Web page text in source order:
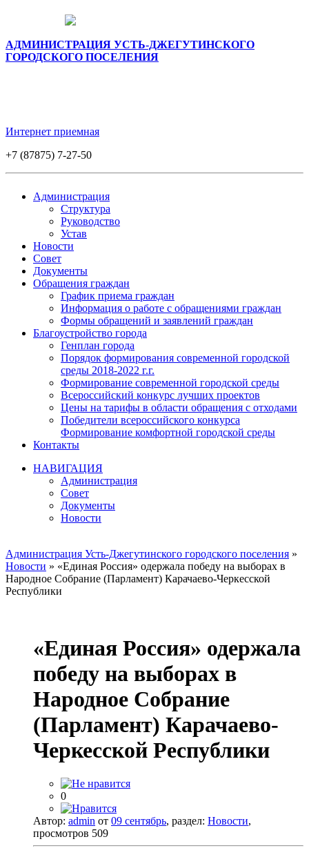
АДМИНИСТРАЦИЯ УСТЬ-ДЖЕГУТИНСКОГО
ГОРОДСКОГО ПОСЕЛЕНИЯ
Интернет приемная
+7 (87875) 7-27-50
Администрация
Структура
Руководство
Устав
Новости
Совет
Документы
Обращения граждан
График приема граждан
Информация о работе с обращениями граждан
Формы обращений и заявлений граждан
Благоустройство города
Генплан города
Порядок формирования современной городской
среды 2018-2022 г.г.
Формирование современной городской среды
Всероссийский конкурс лучших проектов
Цены на тарифы в области обращения с отходами
Победители всероссийского конкурса
Формирование комфортной городской среды
Контакты
НАВИГАЦИЯ
Администрация
Совет
Документы
Новости
Администрация Усть-Джегутинского городского поселения »
Новости » «Единая Россия» одержала победу на выборах в
Народное Собрание (Парламент) Карачаево-Черкесской
Республики
«Единая Россия» одержала
победу на выборах в
Народное Собрание
(Парламент) Карачаево-
Черкесской Республики
0
Автор: admin от 09 сентябрь, раздел: Новости,
просмотров 509